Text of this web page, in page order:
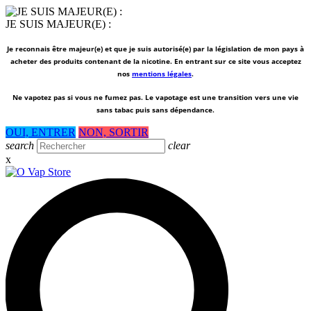
JE SUIS MAJEUR(E) :
Je reconnais être majeur(e) et que je suis autorisé(e) par la législation de mon pays à
acheter des produits contenant de la nicotine. En entrant sur ce site vous acceptez
nos mentions légales.
Ne vapotez pas si vous ne fumez pas. Le vapotage est une transition vers une vie
sans tabac puis sans dépendance.
OUI, ENTRER NON, SORTIR
search
clear
x